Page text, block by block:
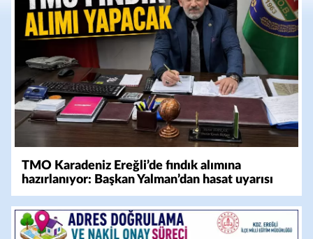
TMO Karadeniz Ereğli’de fındık alımına
hazırlanıyor: Başkan Yalman’dan hasat uyarısı